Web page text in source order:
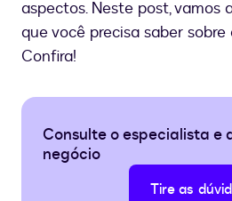
aspectos. Neste post, vamos
que você precisa saber
Confira!
Consulte o especialista e
negócio
Tire as